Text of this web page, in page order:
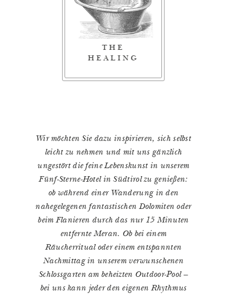
THE
HEALING
THE DREAM
THE
DELIGHT
Wir möchten Sie dazu inspirieren, sich selbst
leicht zu nehmen und mit uns gänzlich
ungestört die feine Lebenskunst in unserem
Fünf-Sterne-Hotel in Südtirol zu genießen:
ob während einer Wanderung in den
nahegelegenen fantastischen Dolomiten oder
beim Flanieren durch das nur 15 Minuten
entfernte Meran. Ob bei einem
Räucherritual oder einem entspannten
Nachmittag in unserem verwunschenen
Schlossgarten am beheizten Outdoor-Pool –
bei uns kann jeder den eigenen Rhythmus